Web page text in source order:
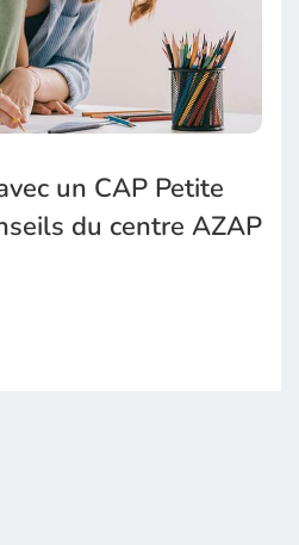
un CAP Petite
du centre AZAP